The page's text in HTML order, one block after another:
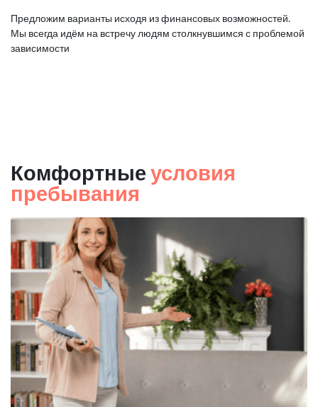
Предложим варианты исходя из финансовых возможностей.
Мы всегда идём на встречу людям столкнувшимся с проблемой
зависимости
Комфортные условия
пребывания